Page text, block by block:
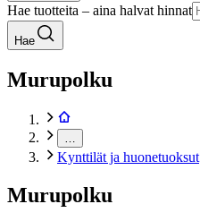
Hae tuotteita – aina halvat hinnat
Hae
Murupolku
Kynttilät ja huonetuoksut
Murupolku